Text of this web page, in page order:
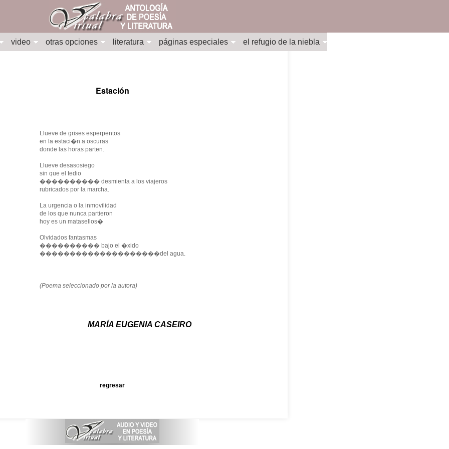
video otras opciones literatura páginas especiales el refugio de la niebla
Estación
Llueve de grises esperpentos
en la estaci�n a oscuras
donde las horas parten.
Llueve desasosiego
sin que el tedio
���������� desmienta a los viajeros
rubricados por la marcha.
La urgencia o la inmovilidad
de los que nunca partieron
hoy es un matasellos�
Olvidados fantasmas
���������� bajo el �xido
��������������������del agua.
(Poema seleccionado por la autora)
MARÍA EUGENIA CASEIRO
regresar